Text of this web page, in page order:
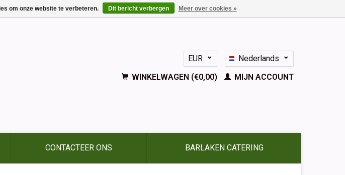
EUR
GBP
Nederlands
Deutsch
English
WINKELWAGEN (€0,00) MIJN ACCOUNT
CONTACTEER ONS BARLAKEN CATERING
om onze website te verbeteren. Dit bericht verbergen Meer over cookies »